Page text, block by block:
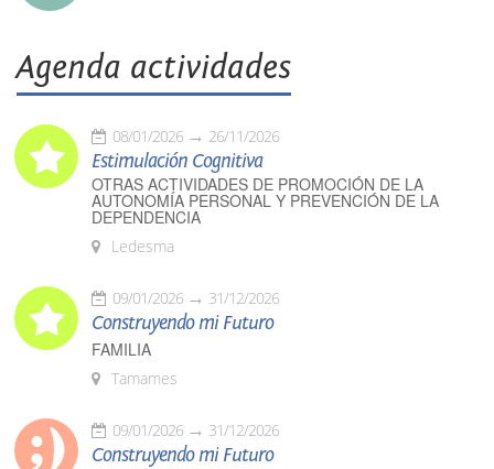
Agenda actividades
08/01/2026 26/11/2026
Estimulación Cognitiva
OTRAS ACTIVIDADES DE PROMOCIÓN DE LA
AUTONOMÍA PERSONAL Y PREVENCIÓN DE LA
DEPENDENCIA
Ledesma
09/01/2026 31/12/2026
Construyendo mi Futuro
FAMILIA
Tamames
09/01/2026 31/12/2026
Construyendo mi Futuro